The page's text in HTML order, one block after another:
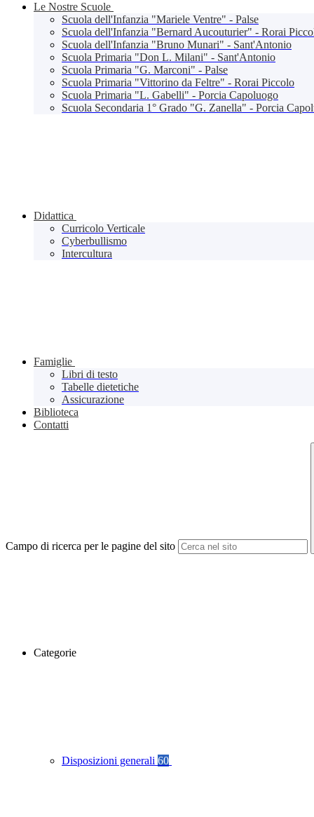
Le Nostre Scuole
Scuola dell'Infanzia "Mariele Ventre" - Palse
Scuola dell'Infanzia "Bernard Aucouturier" - Rorai
Scuola dell'Infanzia "Bruno Munari" - Sant'Antonio
Scuola Primaria "Don L. Milani" - Sant'Antonio
Scuola Primaria "G. Marconi" - Palse
Scuola Primaria "Vittorino da Feltre" - Rorai Piccolo
Scuola Primaria "L. Gabelli" - Porcia Capoluogo
Scuola Secondaria 1° Grado "G. Zanella" - Porcia
Didattica
Curricolo Verticale
Cyberbullismo
Intercultura
Famiglie
Libri di testo
Tabelle dietetiche
Assicurazione
Biblioteca
Contatti
Campo di ricerca per le pagine del sito
Categorie
Disposizioni generali 60